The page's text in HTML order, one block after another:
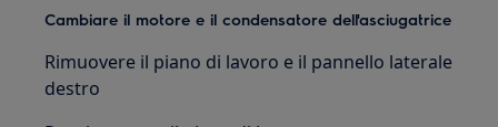
Cambiare il motore e il condensatore dell'asciugatrice
Rimuovere il piano di lavoro e il pannello laterale
destro